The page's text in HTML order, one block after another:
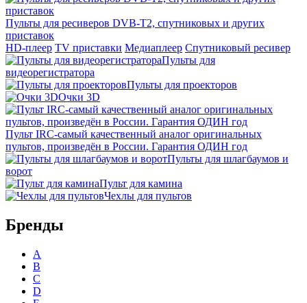
Пульты для ресиверов DVB-T2, спутниковых и других
приставок
HD-плеер TV приставки Медиаплеер Спутниковый ресивер
Пульты для
видеорегистратора
Пульты для проекторов
Очки 3D
Пульт IRC-самый качественный аналог оригинальных
пультов, произведён в России. Гарантия ОДИН год
Пульты для шлагбаумов и
ворот
Пульт для камина
Чехлы для пультов
Бренды
A
B
C
D